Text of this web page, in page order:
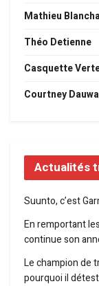
Mathieu
Théo Detienne
Casquette
Courtney
Actualités
Suunto, c’est
En remportant
continue son
Le champion de
pourquoi il